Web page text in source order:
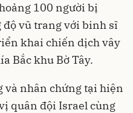
100 người bị
độ vũ trang với binh sĩ
khai chiến dịch vây
Bắc khu Bờ Tây.
và nhân chứng tại hiện
quân đội Israel cùng